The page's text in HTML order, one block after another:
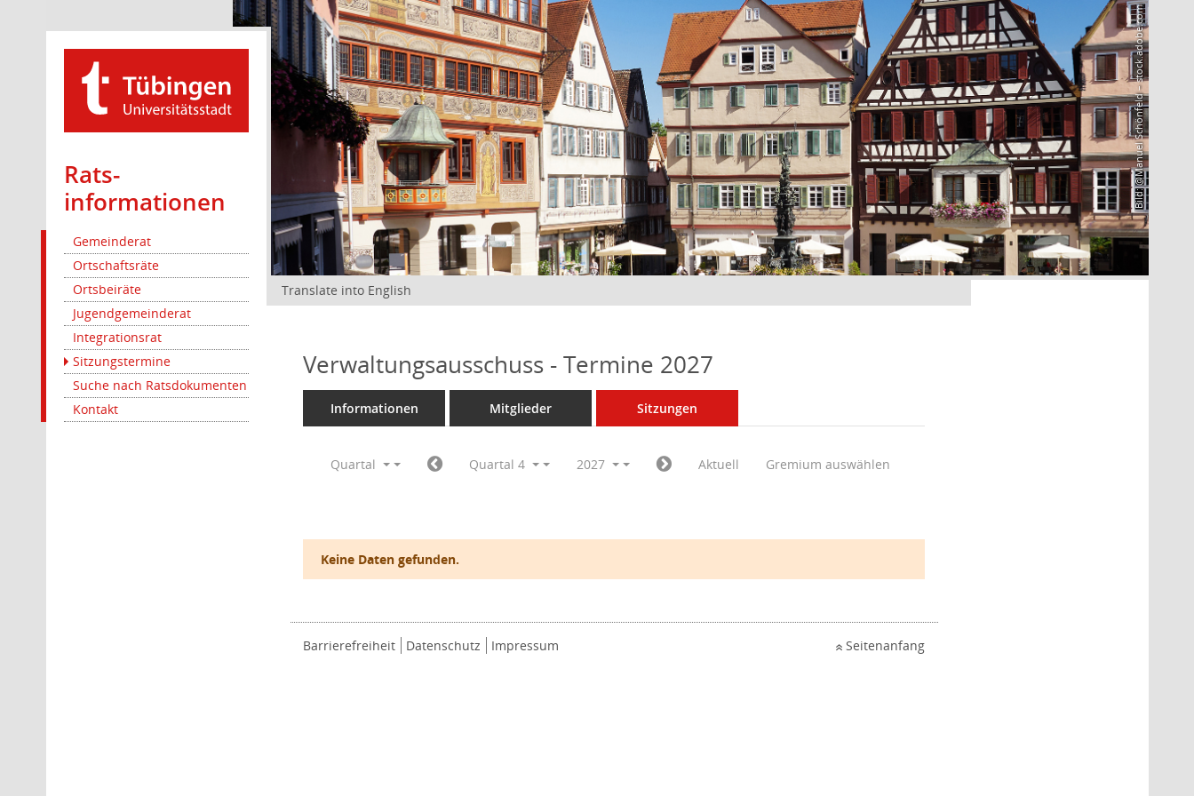
Rats­
informationen
Gemeinderat
Ortschaftsräte
Ortsbeiräte
Jugendgemeinderat
Integrationsrat
Sitzungstermine
Suche nach Ratsdokumenten
Kontakt
Bild: @Manuel Schönfeld – stock.adobe.com
Translate into English
Verwaltungsausschuss - Termine 2027
Informationen Mitglieder Sitzungen
Quartal Quartal 4 2027 Aktuell Gremium auswählen
Keine Daten gefunden.
Barrierefreiheit Datenschutz Impressum Seitenanfang